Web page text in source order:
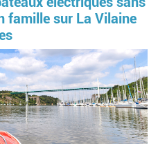
famille sur La Vilaine